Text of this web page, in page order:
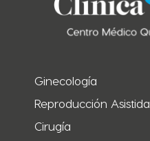
Ginecología
Reproducción Asistida
Cirugía